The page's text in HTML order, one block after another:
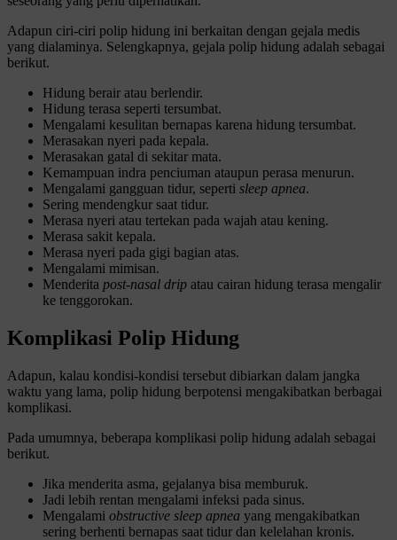
Adapun ciri-ciri polip hidung ini berkaitan dengan gejala medis
yang dialaminya. Selengkapnya, gejala polip hidung adalah sebagai
berikut.
Hidung berair atau berlendir.
Hidung terasa seperti tersumbat.
Mengalami kesulitan bernapas karena hidung tersumbat.
Merasakan nyeri pada kepala.
Merasakan gatal di sekitar mata.
Kemampuan indra penciuman ataupun perasa menurun.
Mengalami gangguan tidur, seperti sleep apnea.
Sering mendengkur saat tidur.
Merasa nyeri atau tertekan pada wajah atau kening.
Merasa sakit kepala.
Merasa nyeri pada gigi bagian atas.
Mengalami mimisan.
Menderita post-nasal drip atau cairan hidung terasa mengalir
ke tenggorokan.
Komplikasi Polip Hidung
Adapun, kalau kondisi-kondisi tersebut dibiarkan dalam jangka
waktu yang lama, polip hidung berpotensi mengakibatkan berbagai
komplikasi.
Pada umumnya, beberapa komplikasi polip hidung adalah sebagai
berikut.
Jika menderita asma, gejalanya bisa memburuk.
Jadi lebih rentan mengalami infeksi pada sinus.
Mengalami obstructive sleep apnea yang mengakibatkan
sering berhenti bernapas saat tidur dan kelelahan kronis.